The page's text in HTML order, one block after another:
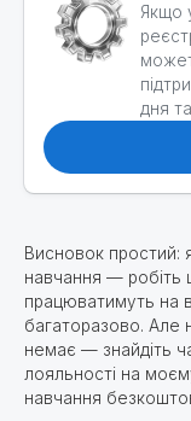
Якщо
дня
Висновок простий:
навчання — робіть
працюватимуть на
багаторазово. Але
немає — знайдіть
лояльності на
навчання